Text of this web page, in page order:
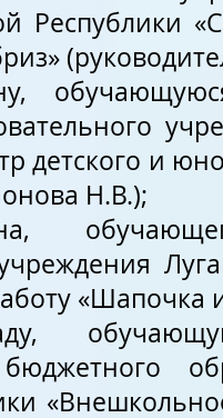
Республики
детского и
Н.В.);
«Шапочка
бюджетного